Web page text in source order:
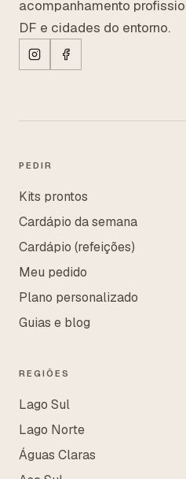
acompanhamento
DF e cidades do entorno.
PEDIR
Kits prontos
Cardápio da semana
Cardápio (refeições)
Meu pedido
Plano personalizado
Guias e blog
REGIÕES
Lago Sul
Lago Norte
Águas Claras